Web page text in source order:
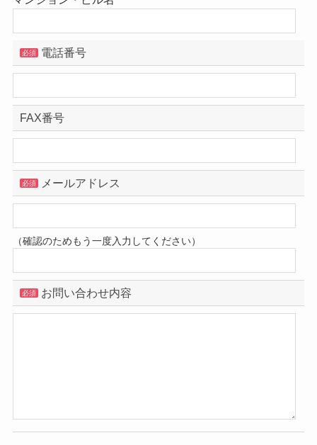
必須 電話番号
FAX番号
必須 メールアドレス
（確認のためもう一度入力してください）
必須 お問い合わせ内容